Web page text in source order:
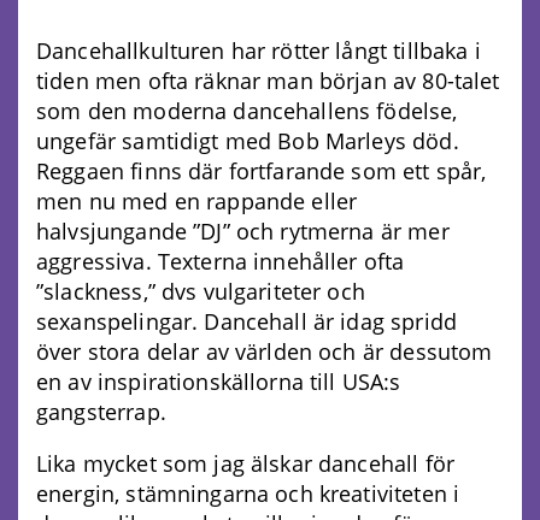
Dancehallkulturen har rötter långt tillbaka i
tiden men ofta räknar man början av 80-talet
som den moderna dancehallens födelse,
ungefär samtidigt med Bob Marleys död.
Reggaen finns där fortfarande som ett spår,
men nu med en rappande eller
halvsjungande ”DJ” och rytmerna är mer
aggressiva. Texterna innehåller ofta
”slackness,” dvs vulgariteter och
sexanspelingar. Dancehall är idag spridd
över stora delar av världen och är dessutom
en av inspirationskällorna till USA:s
gangsterrap.
Lika mycket som jag älskar dancehall för
energin, stämningarna och kreativiteten i